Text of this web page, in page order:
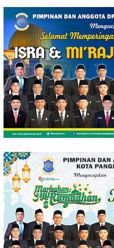
Loncat
konten